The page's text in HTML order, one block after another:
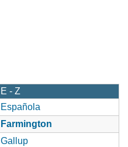
E - Z
Española
Farmington
Gallup